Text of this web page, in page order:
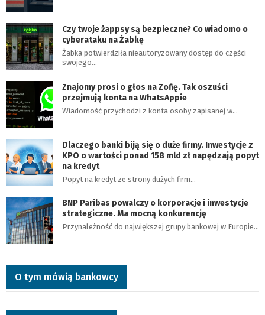
Czy twoje żappsy są bezpieczne? Co wiadomo o
cyberataku na Żabkę
Żabka potwierdziła nieautoryzowany dostęp do części
swojego…
Znajomy prosi o głos na Zofię. Tak oszuści
przejmują konta na WhatsAppie
Wiadomość przychodzi z konta osoby zapisanej w…
Dlaczego banki biją się o duże firmy. Inwestycje z
KPO o wartości ponad 158 mld zł napędzają popyt
na kredyt
Popyt na kredyt ze strony dużych firm…
BNP Paribas powalczy o korporacje i inwestycje
strategiczne. Ma mocną konkurencję
Przynależność do największej grupy bankowej w Europie…
O tym mówią bankowcy